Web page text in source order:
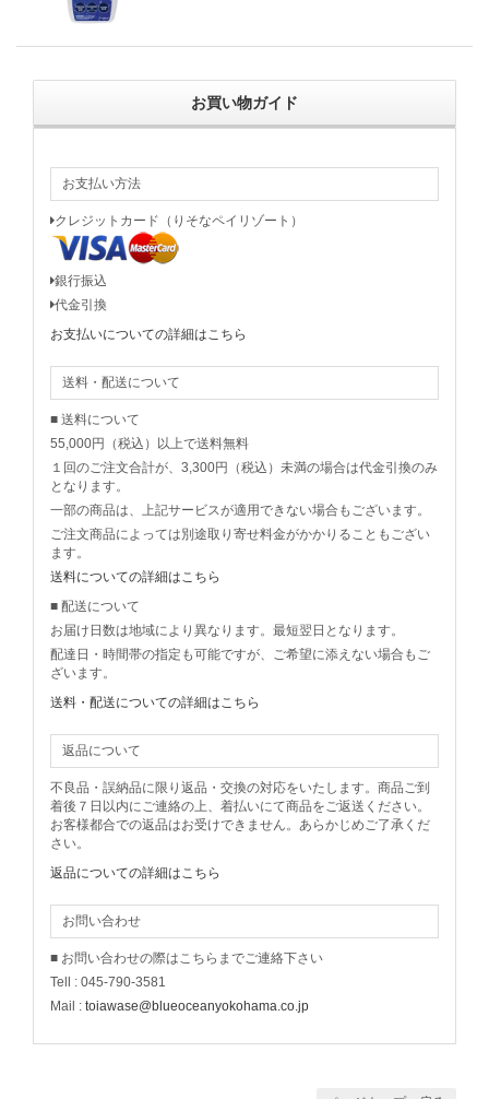
お買い物ガイド
お支払い方法
クレジットカード（りそなペイリゾート）
銀行振込
代金引換
お支払いについての詳細はこちら
送料・配送について
■ 送料について
55,000円（税込）以上で送料無料
１回のご注文合計が、3,300円（税込）未満の場合は代金引換のみ
となります。
一部の商品は、上記サービスが適用できない場合もございます。
ご注文商品によっては別途取り寄せ料金がかかりることもござい
ます。
送料についての詳細はこちら
■ 配送について
お届け日数は地域により異なります。最短翌日となります。
配達日・時間帯の指定も可能ですが、ご希望に添えない場合もご
ざいます。
送料・配送についての詳細はこちら
返品について
不良品・誤納品に限り返品・交換の対応をいたします。商品ご到
着後７日以内にご連絡の上、着払いにて商品をご返送ください。
お客様都合での返品はお受けできません。あらかじめご了承くだ
さい。
返品についての詳細はこちら
お問い合わせ
■ お問い合わせの際はこちらまでご連絡下さい
Tell : 045-790-3581
Mail : toiawase@blueoceanyokohama.co.jp